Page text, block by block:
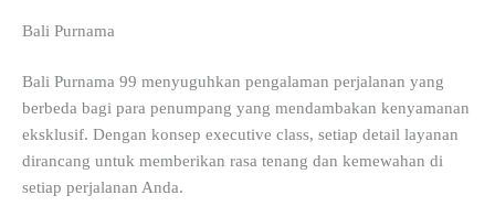
Bali Purnama
Bali Purnama 99 menyuguhkan pengalaman perjalanan yang
berbeda bagi para penumpang yang mendambakan kenyamanan
eksklusif. Dengan konsep executive class, setiap detail layanan
dirancang untuk memberikan rasa tenang dan kemewahan di
setiap perjalanan Anda.